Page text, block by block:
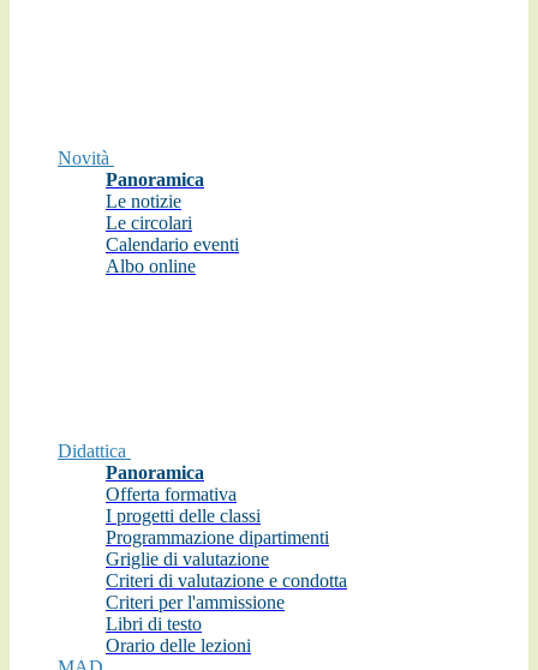
Novità
Panoramica
Le notizie
Le circolari
Calendario eventi
Albo online
Didattica
Panoramica
Offerta formativa
I progetti delle classi
Programmazione dipartimenti
Griglie di valutazione
Criteri di valutazione e condotta
Criteri per l'ammissione
Libri di testo
Orario delle lezioni